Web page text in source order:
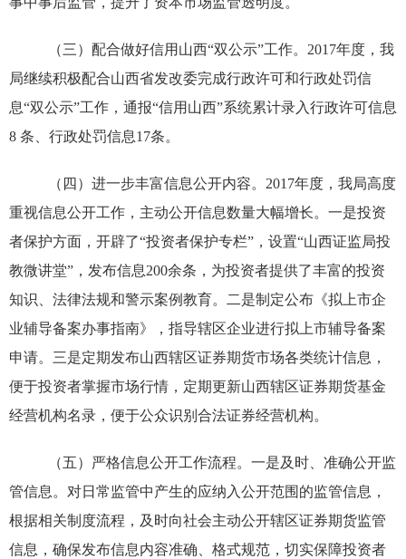
（三）配合做好信用山西“双公示”工作。 2017年度，我
局继续积极配合山西省发改委完成行政许可和行政处罚信
息“双公示”工作，通报“信用山西”系统累计录入行政许可信息
8 条、行政处罚信息17条。
（四）进一步丰富信息公开内容。 2017年度，我局高度
重视信息公开工作，主动公开信息数量大幅增长。一是投资
者保护方面，开辟了“投资者保护专栏”，设置“山西证监局投
教微讲堂”，发布信息200余条，为投资者提供了丰富的投资
知识、法律法规和警示案例教育。二是制定公布《拟上市企
业辅导备案办事指南》，指导辖区企业进行拟上市辅导备案
申请。三是定期发布山西辖区证券期货市场各类统计信息，
便于投资者掌握市场行情，定期更新山西辖区证券期货基金
经营机构名录，便于公众识别合法证券经营机构。
（五）严格信息公开工作流程。 一是及时、准确公开监
管信息。对日常监管中产生的应纳入公开范围的监管信息，
根据相关制度流程，及时向社会主动公开辖区证券期货监管
信息，确保发布信息内容准确、格式规范，切实保障投资者